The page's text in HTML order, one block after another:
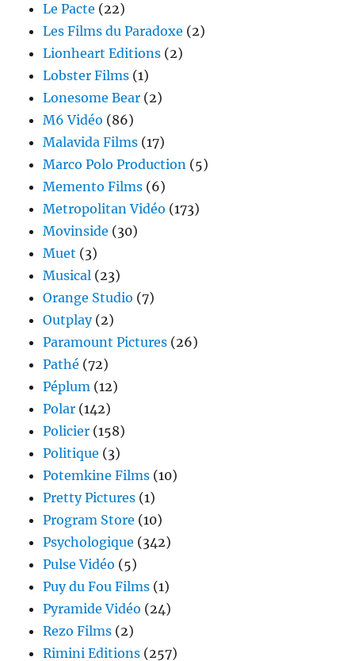
Le Pacte (22)
Les Films du Paradoxe (2)
Lionheart Editions (2)
Lobster Films (1)
Lonesome Bear (2)
M6 Vidéo (86)
Malavida Films (17)
Marco Polo Production (5)
Memento Films (6)
Metropolitan Vidéo (173)
Movinside (30)
Muet (3)
Musical (23)
Orange Studio (7)
Outplay(2)
Paramount Pictures (26)
Pathé (72)
Péplum (12)
Polar (142)
Policier (158)
Politique (3)
Potemkine Films (10)
Pretty Pictures (1)
Program Store (10)
Psychologique (342)
Pulse Vidéo (5)
Puy du Fou Films (1)
Pyramide Vidéo (24)
Rezo Films (2)
Rimini Editions (257)